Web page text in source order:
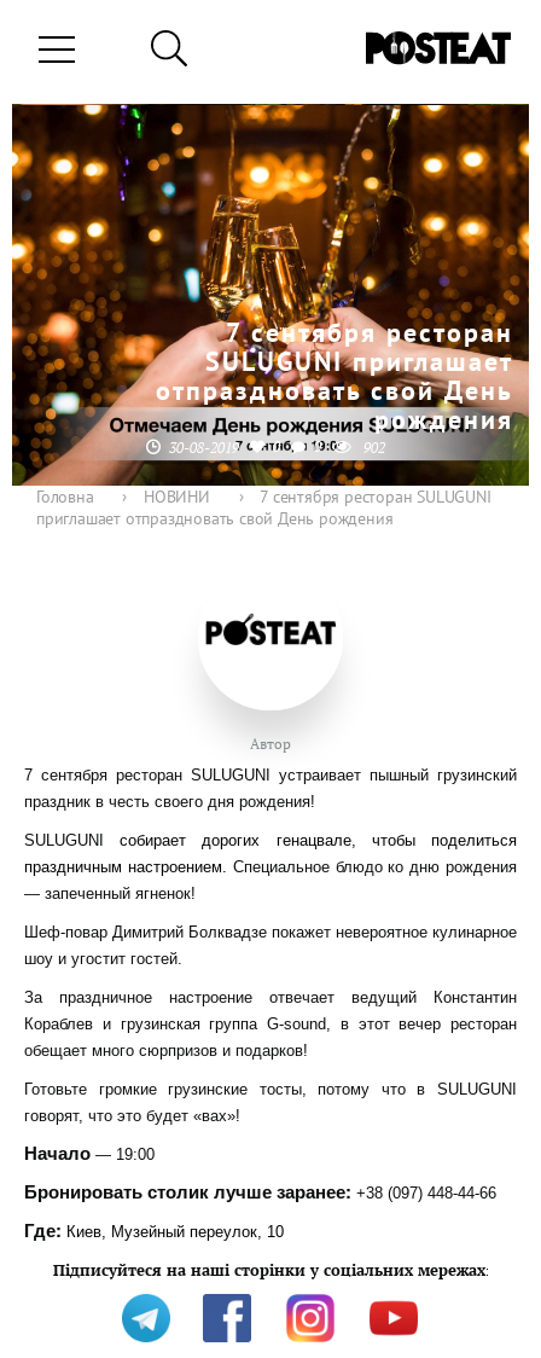
7 сентября ресторан
SULUGUNI приглашает
отпраздновать свой День
рождения
30-08-2019 0 0 902
Головна › НОВИНИ ›
7 сентября ресторан SULUGUNI
приглашает отпраздновать свой День рождения
Автор
7 сентября ресторан SULUGUNI устраивает пышный грузинский
праздник в честь своего дня рождения!
SULUGUNIсобирает дорогих генацвале, чтобы поделиться
праздничным настроением. Специальное блюдо ко дню рождения
— запеченный ягненок!
Шеф-повар Димитрий Болквадзе покажет невероятное кулинарное
шоу и угостит гостей.
За праздничное настроение отвечает ведущий Константин
Кораблев и грузинская группа G-sound, в этот вечер ресторан
обещает много сюрпризов и подарков!
Готовьте громкие грузинские тосты, потому что в SULUGUNI
говорят, что это будет «вах»!
Начало — 19:00
Бронировать столик лучше заранее: +38 (097) 448-44-66
Где: Киев, Музейный переулок, 10
Підписуйтеся на наші сторінки у соціальних мережах: